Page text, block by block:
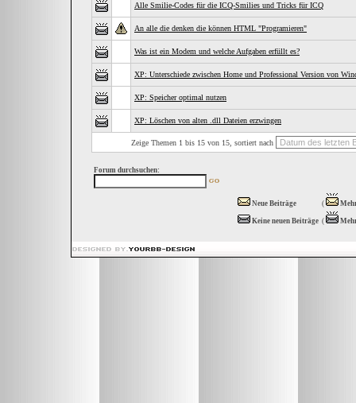
Alle Smilie-Codes für die ICQ-Smilies und Tricks für ICQ
An alle die denken die können HTML "Programieren"
Was ist ein Modem und welche Aufgaben erfüllt es?
XP: Unterschiede zwischen Home und Professional Version von
XP: Speicher optimal nutzen
XP: Löschen von alten .dll Dateien erzwingen
Zeige Themen 1 bis 15 von 15, sortiert nach
Forum durchsuchen:
Neue Beiträge (
Keine neuen Beiträge (